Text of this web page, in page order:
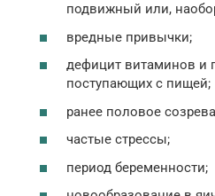
подвижный или,
вредные привычки;
дефицит витаминов и
поступающих с пищей;
ранее половое
частые стрессы;
период беременности;